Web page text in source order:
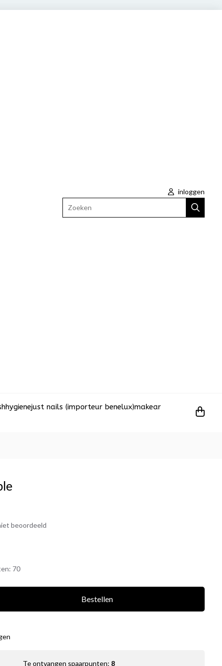
inloggen
hygienejust nails (importeur benelux)makear
beoordeeld
70
Bestellen
Te ontvangen spaarpunten: 8